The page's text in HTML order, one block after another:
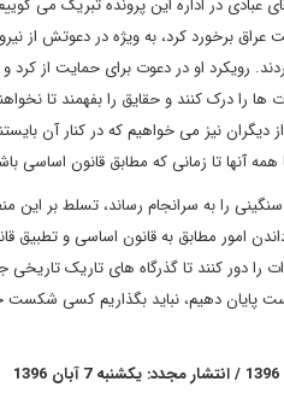
عبادی در اداره این پرونده تبریک می
عراق برخورد کرد، به ویژه در دعوتش از
رویکرد او در دعوت برای حمایت از
ها را درک کنند و حقایق را بفهمند تا
دیگران نیز می خواهیم که در کنار آن
آنها تا زمانی که مطابق قانون اساسی
را به سرانجام رساند، تسلط بر
امور مطابق به قانون اساسی و تطبیق
را دور کنند تا گذرگاه های تاریک
پایان دهیم، نباید بگذاریم کسی